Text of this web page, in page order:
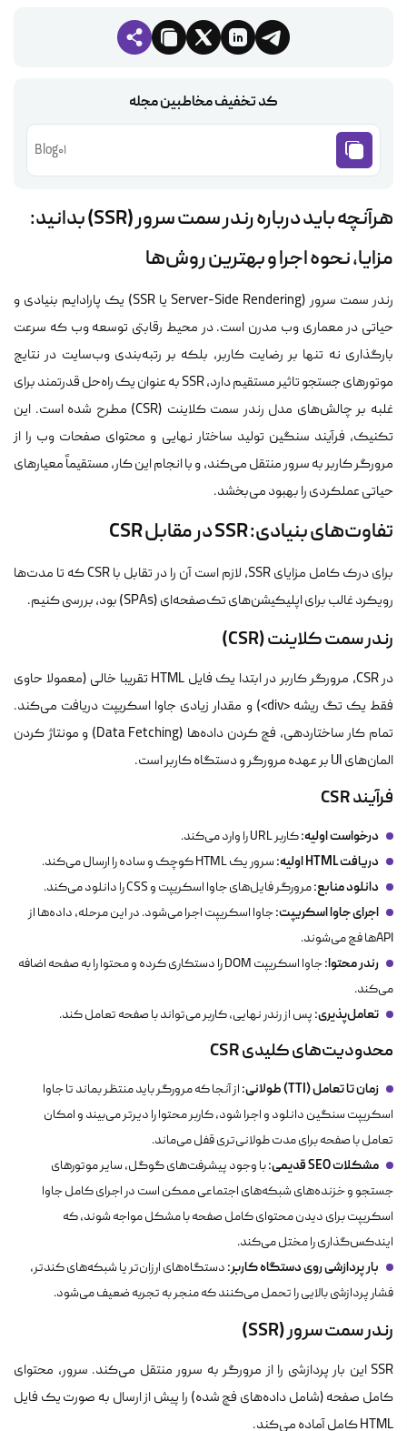
کد تخفیف مخاطبین مجله
Blog01
هرآنچه باید درباره رندر سمت سرور (SSR) بدانید:
مزایا، نحوه اجرا و بهترین روش‌ها
رندر سمت سرور (Server-Side Rendering یا SSR) یک پارادایم بنیادی و
حیاتی در معماری وب مدرن است. در محیط رقابتی توسعه وب که سرعت
بارگذاری نه تنها بر رضایت کاربر، بلکه بر رتبه‌بندی وب‌سایت در نتایج
موتورهای جستجو تاثیر مستقیم دارد، SSR به عنوان یک راه‌حل قدرتمند برای
غلبه بر چالش‌های مدل رندر سمت کلاینت (CSR) مطرح شده است. این
تکنیک، فرآیند سنگین تولید ساختار نهایی و محتوای صفحات وب را از
مرورگر کاربر به سرور منتقل می‌کند، و با انجام این کار، مستقیماً معیارهای
حیاتی عملکردی را بهبود می‌بخشد.
تفاوت‌های بنیادی: SSR در مقابل CSR
برای درک کامل مزایای SSR، لازم است آن را در تقابل با CSR که تا مدت‌ها
رویکرد غالب برای اپلیکیشن‌های تک‌صفحه‌ای (SPAs) بود، بررسی کنیم.
رندر سمت کلاینت (CSR)
در CSR، مرورگر کاربر در ابتدا یک فایل HTML تقریبا خالی (معمولا حاوی
فقط یک تگ ریشه<div>
) و مقدار زیادی جاوا اسکریپت دریافت می‌کند.
تمام کار ساختاردهی، فچ کردن داده‌ها (Data Fetching) و مونتاژ کردن
المان‌های UI بر عهده مرورگر و دستگاه کاربر است.
فرآیند CSR
درخواست اولیه:کاربر URL را وارد می‌کند.
دریافت HTML اولیه: سرور یک HTML کوچک و ساده را ارسال می‌کند.
دانلود منابع:مرورگر فایل‌های جاوا اسکریپت و CSS را دانلود می‌کند.
اجرای جاوا اسکریپت:جاوا اسکریپت اجرا می‌شود. در این مرحله، داده‌ها از
APIها فچ می‌شوند.
رندر محتوا:
جاوا اسکریپت DOM را دستکاری کرده و محتوا را به صفحه اضافه
می‌کند.
تعامل‌پذیری: پس از رندر نهایی، کاربر می‌تواند با صفحه تعامل کند.
محدودیت‌های کلیدی CSR
زمان تا تعامل (TTI) طولانی:
از آنجا که مرورگر باید منتظر بماند تا جاوا
اسکریپت سنگین دانلود و اجرا شود، کاربر محتوا را دیرتر می‌بیند و امکان
تعامل با صفحه برای مدت طولانی‌تری قفل می‌ماند.
مشکلات SEO قدیمی:
با وجود پیشرفت‌های گوگل، سایر موتورهای
جستجو و خزنده‌های شبکه‌های اجتماعی ممکن است در اجرای کامل جاوا
اسکریپت برای دیدن محتوای کامل صفحه با مشکل مواجه شوند، که
ایندکس‌گذاری را مختل می‌کند.
بار پردازشی روی دستگاه کاربر: دستگاه‌های ارزان‌تر یا شبکه‌های کندتر،
فشار پردازشی بالایی را تحمل می‌کنند که منجر به تجربه ضعیف می‌شود.
رندر سمت سرور (SSR)
SSR این بار پردازشی را از مرورگر به سرور منتقل می‌کند. سرور، محتوای
کامل صفحه (شامل داده‌های فچ شده) را پیش از ارسال به صورت یک فایل
HTML کامل آماده می‌کند.